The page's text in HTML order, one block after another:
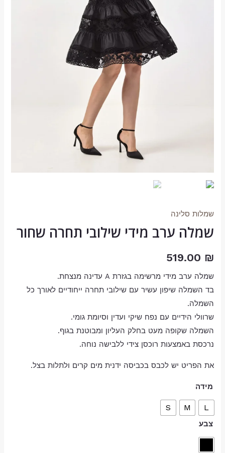
שמלות סלינה
שמלה ערב מידי שילובי תחרה שחור
519.00 ₪
שמלה ערב מידי מרשימה בגזרת A עדינה מנצחת.
בד השמלה שיפון עשיר עם שילובי תחרה ייחודיים לאורך כל
השמלה.
שרוולי הידיים עם נפח שיקי ועדין וסיומת גומי.
השמלה שקופה מעט בחלק העליון ומבוטנת בגוף.
נרכסת באמצעות רוכסן צידי ללבישה נוחה.
את הפריט יש לכבס בכביסה ידנית מים קרים ולתלות בצל.
מידה
L
M
S
צבע